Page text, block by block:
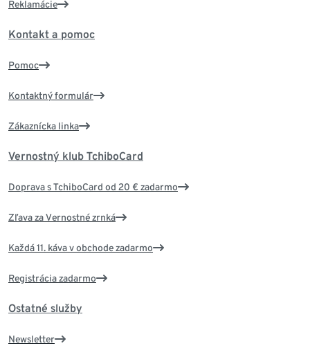
Reklamácie
Kontakt a pomoc
Pomoc
Kontaktný formulár
Zákaznícka linka
Vernostný klub TchiboCard
Doprava s TchiboCard od 20 € zadarmo
Zľava za Vernostné zrnká
Každá 11. káva v obchode zadarmo
Registrácia zadarmo
Ostatné služby
Newsletter